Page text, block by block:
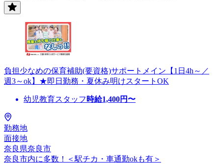
負担少なめの保育補助(要資格)サポートメイン【1日4h～／
週3～ok】★即日勤務・夏休み明けスタートOK
幼児教育スタッフ 時給1,400円〜
勤務地
面接地
奈良県奈良市
奈良市内に多数！＜駅チカ・車通勤okも有＞